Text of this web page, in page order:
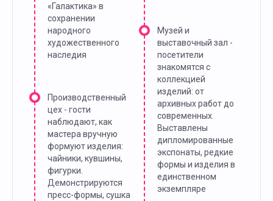
«Галактика» в
сохранении
народного
художественного
наследия
Производственный
цех - гости
наблюдают, как
мастера вручную
формуют изделия:
чайники, кувшины,
фигурки.
Демонстрируются
пресс-формы, сушка
Музей и
выставочный зал -
посетители
знакомятся с
коллекцией
изделий: от
архивных работ до
современных.
Выставлены
дипломированные
экспонаты, редкие
формы и изделия в
единственном
экземпляре